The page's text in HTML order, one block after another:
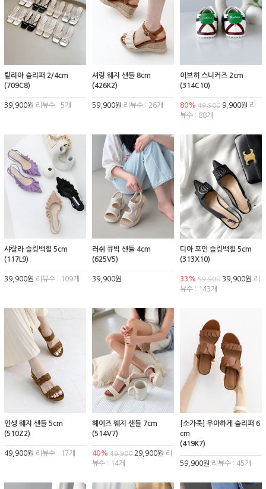
릴리아 슬리퍼 2/4cm
(709C8)
39,900원 리뷰수 : 5개
셔링 웨지 샌들 8cm
(426K2)
59,900원 리뷰수 : 26개
이브히 스니커즈 2cm
(314C10)
80% 49,9009,900원 리
뷰수 : 88개
샤랄라 슬링백힐 5cm
(117L9)
39,900원 리뷰수 : 109개
러쉬 큐빅 샌들 4cm
(625V5)
39,900원
디아 포인 슬링백힐 5cm
(313X10)
33% 59,90039,900원 리
뷰수 : 143개
인생 웨지 샌들 5cm
(510Z2)
49,900원 리뷰수 : 17개
헤이즈 웨지 샌들 7cm
(514V7)
40% 49,90029,900원 리
뷰수 : 14개
[소가죽] 우아하게 슬리퍼 6
cm
(419K7)
59,900원 리뷰수 : 45개